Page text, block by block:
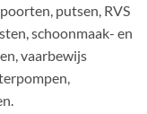
putsen, RVS
schoonmaak- en
vaarbewijs